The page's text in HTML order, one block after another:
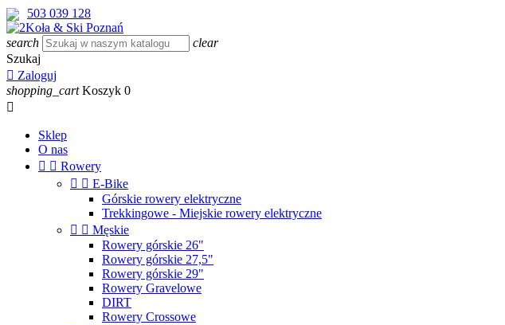
503 039 128
search
clear
Szukaj
 Zaloguj
shopping_cart Koszyk 0

Sklep
O nas
  Rowery
  E-Bike
Górskie rowery elektryczne
Trekkingowe - Miejskie rowery elektryczne
  Męskie
Rowery górskie 26"
Rowery górskie 27,5"
Rowery górskie 29"
Rowery Gravelowe
DIRT
Rowery Crossowe